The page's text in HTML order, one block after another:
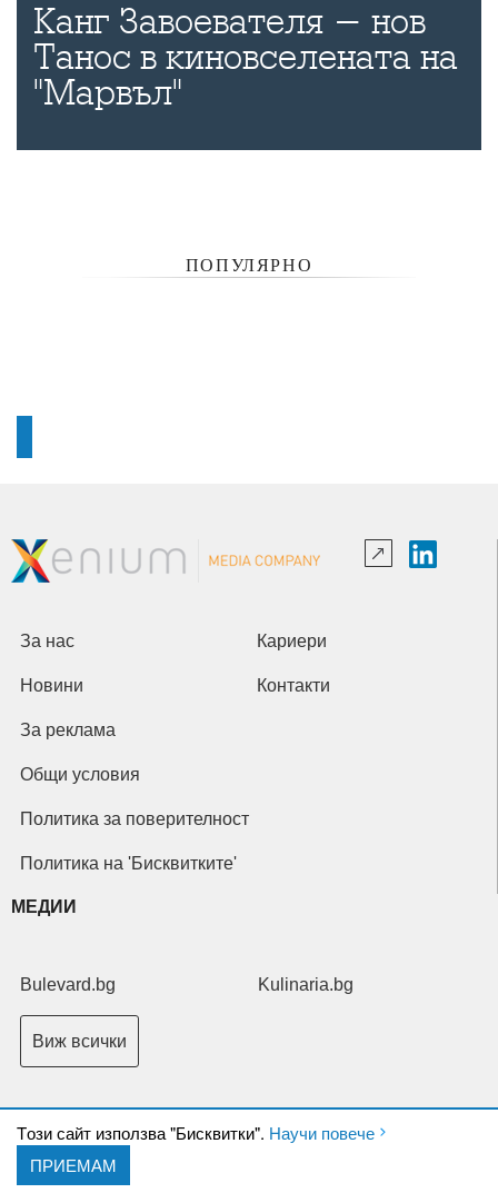
Канг Завоевателя - нов
Танос в киновселената на
"Марвъл"
ПОПУЛЯРНО
Tози сайт използва "Бисквитки". Научи повече
ПРИЕМАМ
За нас Кариери
Новини Контакти
За реклама
Общи условия
Политика за поверителност
Политика на 'Бисквитките'
МЕДИИ
Bulevard.bg Kulinaria.bg
Виж всички
Copyright © 2026 Ксениум ООД. Всички права запазени.